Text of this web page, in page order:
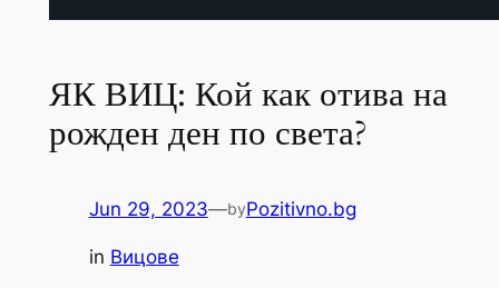
ЯК ВИЦ: Кой как отива на
рожден ден по света?
Jun 29, 2023—byPozitivno.bg
in Вицове